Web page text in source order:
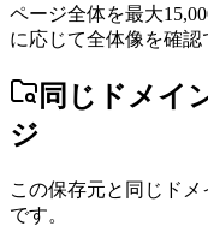
ページ全体を最大
に応じて全体像を確認
同じドメイ
ジ
この保存元と同じド
です。